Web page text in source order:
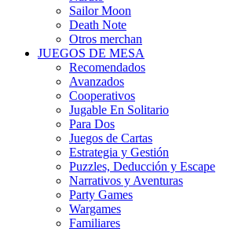
Sailor Moon
Death Note
Otros merchan
JUEGOS DE MESA
Recomendados
Avanzados
Cooperativos
Jugable En Solitario
Para Dos
Juegos de Cartas
Estrategia y Gestión
Puzzles, Deducción y Escape
Narrativos y Aventuras
Party Games
Wargames
Familiares